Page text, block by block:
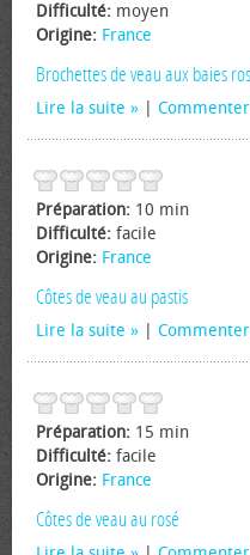
Difficulté: moyen
Origine: France
Brochettes de veau aux baies
Lire la suite
Préparation: 10 min
Difficulté: facile
Origine: France
Côtes de veau au pastis
Lire la suite
Préparation: 15 min
Difficulté: facile
Origine: France
Côtes de veau au rosé